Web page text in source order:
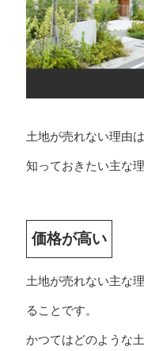
土地が売れない理由
知っておきたい主な
価格が高い
土地が売れない主な
ることです。
かつてはどのような